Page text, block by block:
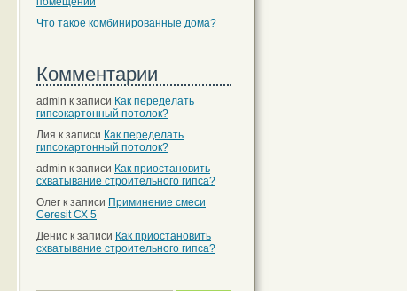
Что такое комбинированные дома?
Комментарии
admin к записи Как переделать
гипсокартонный потолок?
Лия к записи Как переделать
гипсокартонный потолок?
admin к записи Как приостановить
схватывание строительного гипса?
Олег к записи Приминение смеси
Ceresit СХ 5
Денис к записи Как приостановить
схватывание строительного гипса?